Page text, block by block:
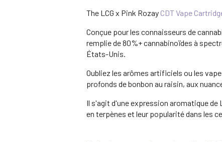
The LCG x Pink Rozay CDT Vape
Conçue pour les connaisseurs de
remplie de 80%+ cannabinoïdes à
États-Unis.
Oubliez les arômes artificiels ou les
profonds de bonbon au raisin, aux
Il s'agit d'une expression aromatique de
en terpènes et leur popularité dans les